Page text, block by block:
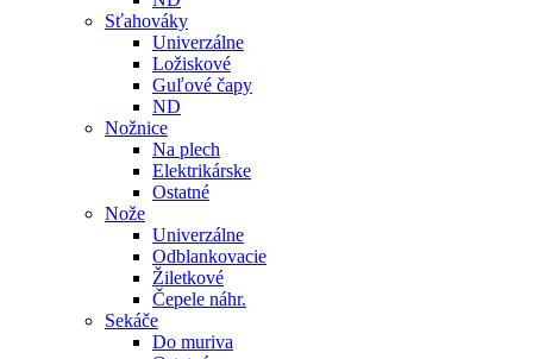
Sťahováky
Univerzálne
Ložiskové
Guľové čapy
ND
Nožnice
Na plech
Elektrikárske
Ostatné
Nože
Univerzálne
Odblankovacie
Žiletkové
Čepele náhr.
Sekáče
Do muriva